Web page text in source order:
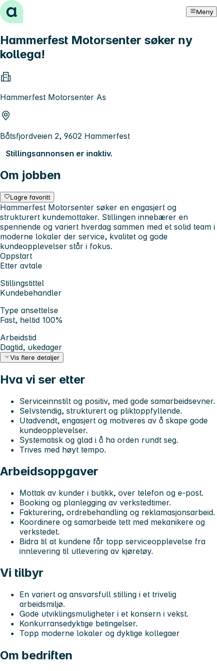
Hopp til innhold Meny
Hammerfest Motorsenter søker ny
kollega!
Hammerfest Motorsenter As
Båtsfjordveien 2, 9602 Hammerfest
Stillingsannonsen er inaktiv.
Om jobben
Lagre favoritt
Hammerfest Motorsenter søker en engasjert og
strukturert kundemottaker. Stillingen innebærer en
spennende og variert hverdag sammen med et solid team i
moderne lokaler der service, kvalitet og gode
kundeopplevelser står i fokus.
Oppstart
Etter avtale
Stillingstittel
Kundebehandler
Type ansettelse
Fast, heltid 100%
Arbeidstid
Dagtid, ukedager
Vis flere detaljer
Hva vi ser etter
Serviceinnstilt og positiv, med gode samarbeidsevner.
Selvstendig, strukturert og pliktoppfyllende.
Utadvendt, engasjert og motiveres av å skape gode
kundeopplevelser.
Systematisk og glad i å ha orden rundt seg.
Trives med høyt tempo.
Arbeidsoppgaver
Mottak av kunder i butikk, over telefon og e-post.
Booking og planlegging av verkstedtimer.
Fakturering, ordrebehandling og reklamasjonsarbeid.
Koordinere og samarbeide tett med mekanikere og
verkstedet.
Bidra til at kundene får topp serviceopplevelse fra
innlevering til utlevering av kjøretøy.
Vi tilbyr
En variert og ansvarsfull stilling i et trivelig
arbeidsmiljø.
Gode utviklingsmuligheter i et konsern i vekst.
Konkurransedyktige betingelser.
Topp moderne lokaler og dyktige kollegaer
Om bedriften